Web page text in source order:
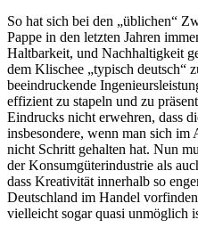
So hat sich bei den „üblichen“
Pappe in den letzten Jahren
Haltbarkeit, und Nachhaltigkeit
dem Klischee „typisch deutsch“
beeindruckende
effizient zu stapeln und zu
Eindrucks nicht erwehren, dass
insbesondere, wenn man sich im
nicht Schritt gehalten hat. Nun
der Konsumgüterindustrie als
dass Kreativität innerhalb so
Deutschland im Handel
vielleicht sogar quasi unmöglich